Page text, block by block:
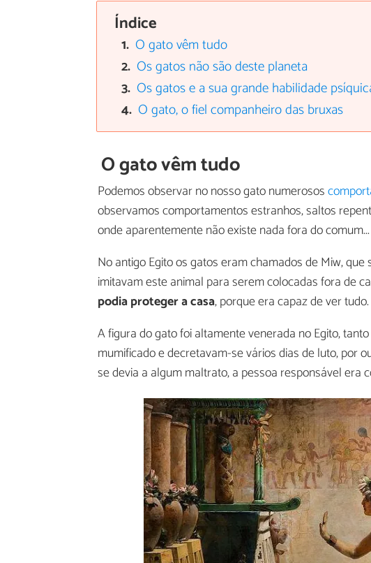
Índice
O gato vêm tudo
Os gatos não são deste planeta
Os gatos e a sua grande habilidade
O gato, o fiel companheiro das bruxas
O gato vêm tudo
Podemos observar no nosso gato numerosos
observamos comportamentos estranhos, saltos
onde aparentemente não existe nada fora do comum...
No antigo Egito os gatos eram chamados de Miw,
imitavam este animal para serem colocadas fora de
podia proteger a casa, porque era capaz de ver tudo.
A figura do gato foi altamente venerada no Egito,
mumificado e decretavam-se vários dias de luto, por
se devia a algum maltrato, a pessoa responsável era